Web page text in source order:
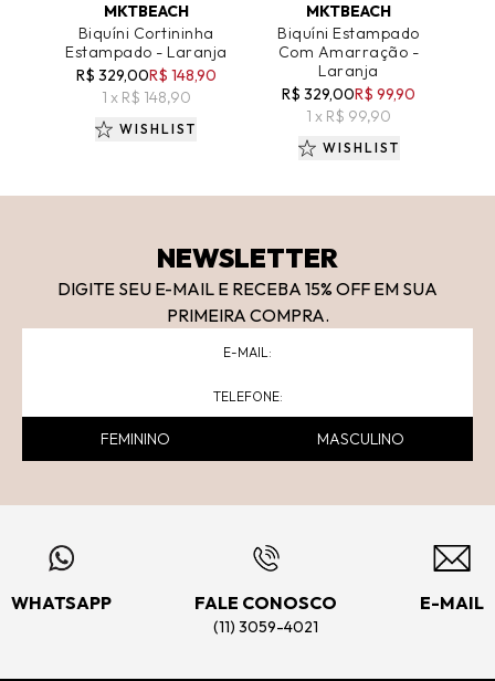
MKTBEACH
Biquíni Cortininha
Estampado - Laranja
R$ 329,00R$ 148,90
1 x R$ 148,90
WISHLIST
MKTBEACH
Biquíni Estampado
Com Amarração -
Laranja
R$ 329,00R$ 99,90
1 x R$ 99,90
WISHLIST
NEWSLETTER
DIGITE SEU E-MAIL E RECEBA 15% OFF EM SUA
PRIMEIRA COMPRA.
FEMININO MASCULINO
WHATSAPP FALE CONOSCO
(11) 3059-4021
E-MAIL